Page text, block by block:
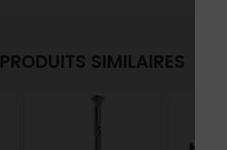
PRODUITS SIMILAIRES